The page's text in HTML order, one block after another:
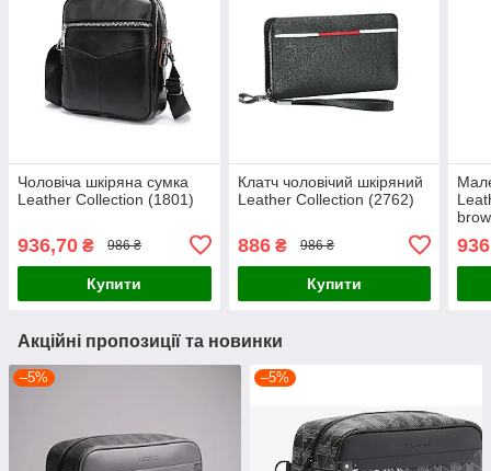
Чоловіча шкіряна сумка
Leather Collection (1801)
936,70 ₴ 986 ₴
Купити
Клатч чоловічий шкіряний
Leather Collection (2762)
886₴ 986 ₴
Купити
Акційні пропозиції та новинки
–5% –5%